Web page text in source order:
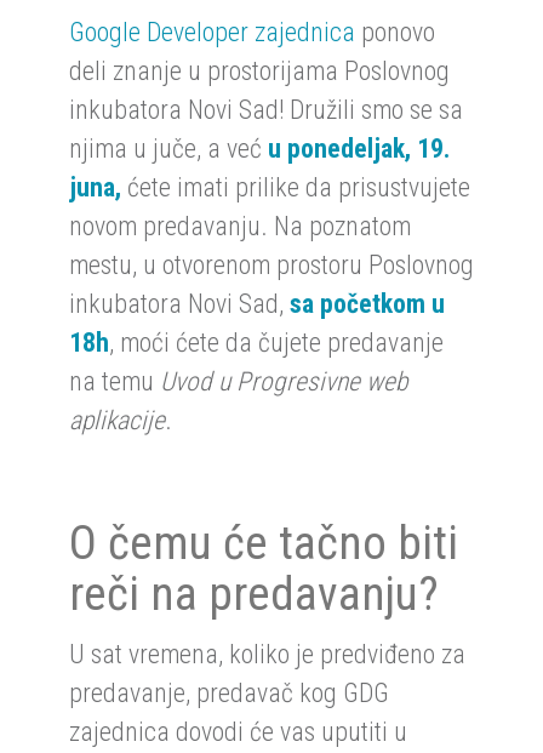
Google Developer zajednica ponovo
deli znanje u prostorijama Poslovnog
inkubatora Novi Sad! Družili smo se sa
njima u juče, a već u ponedeljak, 19.
juna, ćete imati prilike da prisustvujete
novom predavanju. Na poznatom
mestu, u otvorenom prostoru Poslovnog
inkubatora Novi Sad, sa početkom u
18h, moći ćete da čujete predavanje
na temu Uvod u Progresivne web
aplikacije.
O čemu će tačno biti
reči na predavanju?
U sat vremena, koliko je predviđeno za
predavanje, predavač kog GDG
zajednica dovodi će vas uputiti u